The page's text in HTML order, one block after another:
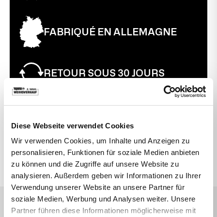
Diese Webseite verwendet Cookies
Wir verwenden Cookies, um Inhalte und Anzeigen zu
personalisieren, Funktionen für soziale Medien anbieten
zu können und die Zugriffe auf unsere Website zu
analysieren. Außerdem geben wir Informationen zu Ihrer
Verwendung unserer Website an unsere Partner für
soziale Medien, Werbung und Analysen weiter. Unsere
Partner führen diese Informationen möglicherweise mit
FABRIQUÉ EN ALLEMAGNE
RETOUR SOUS 30 JOURS
VOUS POURRIEZ ÉGALEMENT ÊTRE INTÉRESSÉ
CE QUE DISENT NOS CLIENTS